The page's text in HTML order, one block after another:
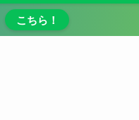
こちら！